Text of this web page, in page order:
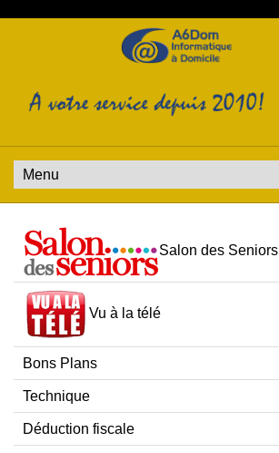
Salon des Seniors
Vu à la télé
Bons Plans
Technique
Déduction fiscale